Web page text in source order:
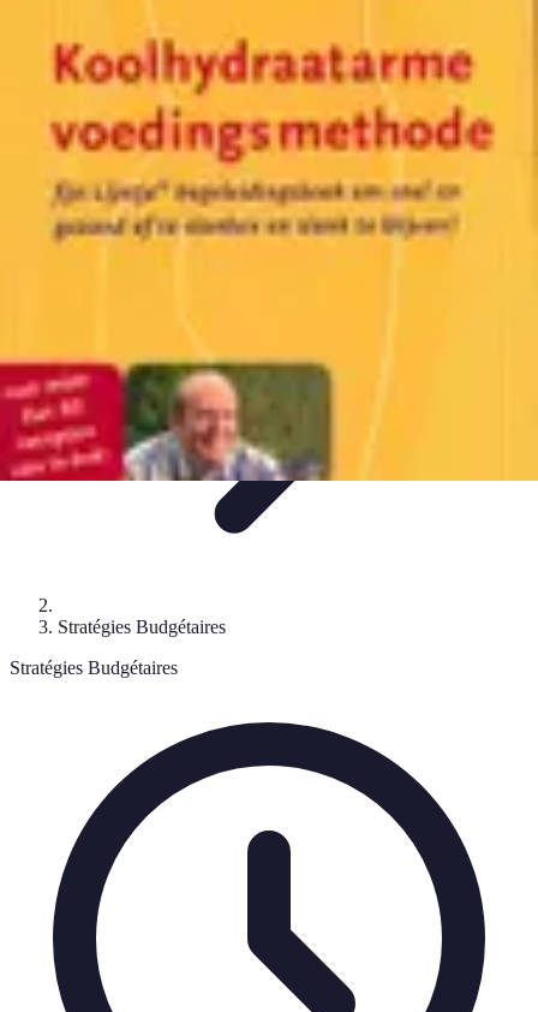
Astuces QuotidiennesBudget et Épargne Gestion financière
Astuces
ÉconomiquesÉconomies Domestiques
Économiser Facile
Stratégies Budgétaires
Stratégies Budgétaires